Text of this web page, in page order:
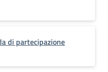
di partecipazione